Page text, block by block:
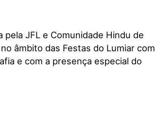
pela JFL e Comunidade Hindu de
âmbito das Festas do Lumiar com
e com a presença especial do